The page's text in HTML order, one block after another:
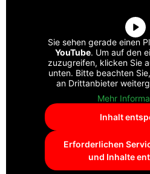
Sie sehen gerade einen
YouTube. Um auf den
zuzugreifen, klicken Sie
unten. Bitte beachten
an Drittanbieter
Mehr
Inhalt
Erforderlichen
und Inhalte